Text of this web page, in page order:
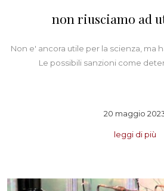
non riusciamo ad
Non e' ancora utile per la scienza, ma
Le possibili sanzioni come
20 maggio
leggi di più